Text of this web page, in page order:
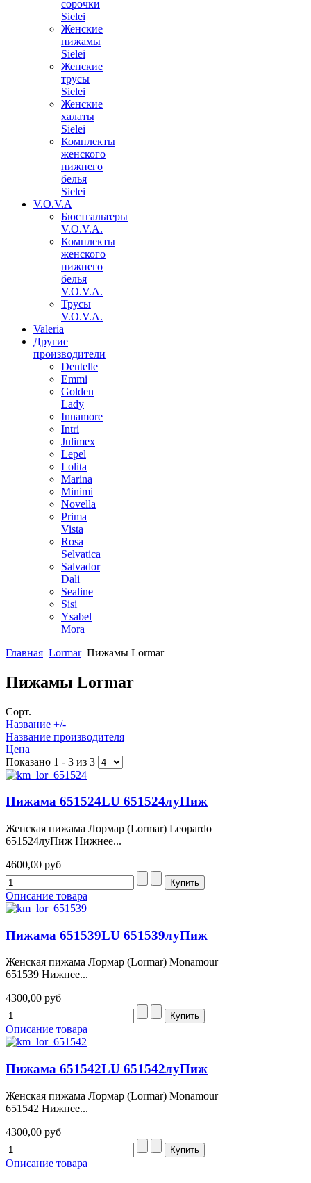
сорочки
Sielei
Женские
пижамы
Sielei
Женские
трусы
Sielei
Женские
халаты
Sielei
Комплекты
женского
нижнего
белья
Sielei
V.O.V.A
Бюстгальтеры
V.O.V.A.
Комплекты
женского
нижнего
белья
V.O.V.A.
Трусы
V.O.V.A.
Valeria
Другие
производители
Dentelle
Emmi
Golden
Lady
Innamore
Intri
Julimex
Lepel
Lolita
Marina
Minimi
Novella
Prima
Vista
Rosa
Selvatica
Salvador
Dali
Sealine
Sisi
Ysabel
Mora
Главная Lormar Пижамы Lormar
Пижамы Lormar
Сорт.
Название +/-
Название производителя
Цена
Показано 1 - 3 из 3
Пижама 651524LU 651524луПиж
Женская пижама Лормар (Lormar) Leopardo
651524луПиж Нижнее...
4600,00 руб
Описание товара
Пижама 651539LU 651539луПиж
Женская пижама Лормар (Lormar) Monamour
651539 Нижнее...
4300,00 руб
Описание товара
Пижама 651542LU 651542луПиж
Женская пижама Лормар (Lormar) Monamour
651542 Нижнее...
4300,00 руб
Описание товара